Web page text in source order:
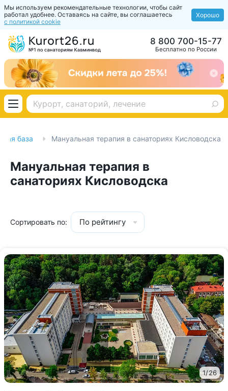
Мы используем рекомендательные технологии, чтобы сайт
работал удобнее. Оставаясь на сайте, вы соглашаетесь
с политикой cookie
Хорошо
Бесплатно по России
8 800 700-15-77
база Мануальная терапия в санаториях Кисловодска
Мануальная терапия в
санаториях Кисловодска
Сортировать по: По рейтингу
1/26